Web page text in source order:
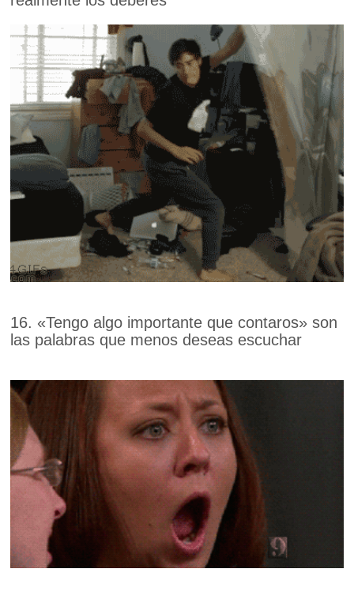
16. «Tengo algo importante que contaros» son
las palabras que menos deseas escuchar